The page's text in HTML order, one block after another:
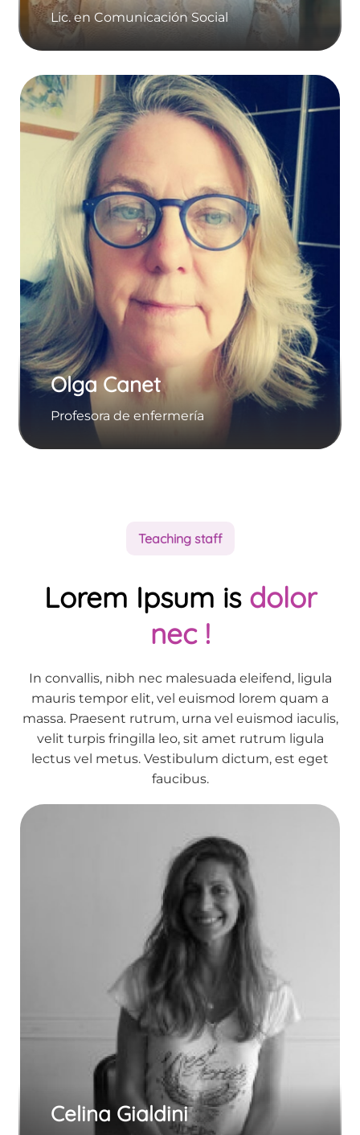
Lic. en Comunicaciо́n Social
Olga Canet
Profesora de enfermería
Teaching staff
Lorem Ipsum is dolor
nec !
In convallis, nibh nec malesuada eleifend, ligula
mauris tempor elit, vel euismod lorem quam a
massa. Praesent rutrum, urna vel euismod iaculis,
velit turpis fringilla leo, sit amet rutrum ligula
lectus vel metus. Vestibulum dictum, est eget
faucibus.
Celina Gialdini